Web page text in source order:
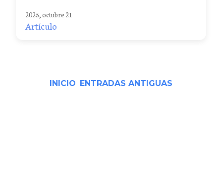
2025, octubre 21
Artículo
ENTRADAS ANTIGUAS
INICIO